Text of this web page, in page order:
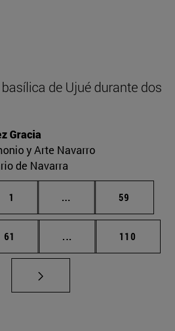
de Ujué durante dos
Gracia
y Arte Navarro
de Navarra
Página
1 ... Páginas intermedias
Página
59
Página
61 ... Páginas intermedias
Página
110